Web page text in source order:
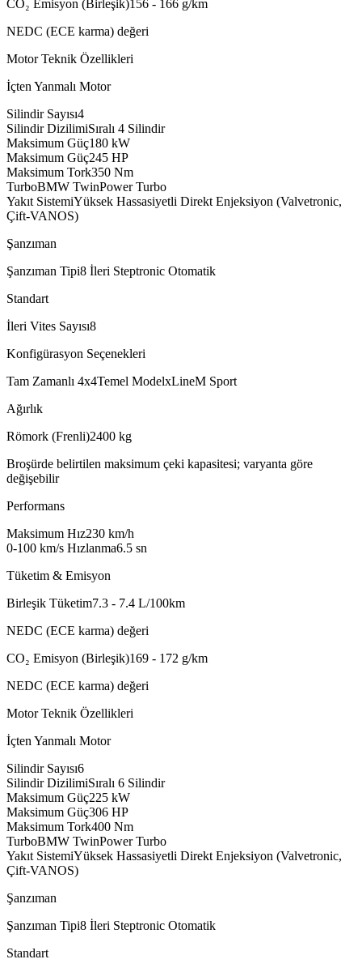
CO₂ Emisyon (Birleşik)156 - 166 g/km
NEDC (ECE karma) değeri
Motor Teknik Özellikleri
İçten Yanmalı Motor
Silindir Sayısı4
Silindir DizilimiSıralı 4 Silindir
Maksimum Güç180 kW
Maksimum Güç245 HP
Maksimum Tork350 Nm
TurboBMW TwinPower Turbo
Yakıt SistemiYüksek Hassasiyetli Direkt Enjeksiyon (Valvetronic,
Çift-VANOS)
Şanzıman
Şanzıman Tipi8 İleri Steptronic Otomatik
Standart
İleri Vites Sayısı8
Konfigürasyon Seçenekleri
Tam Zamanlı 4x4Temel ModelxLineM Sport
Ağırlık
Römork (Frenli)2400 kg
Broşürde belirtilen maksimum çeki kapasitesi; varyanta göre
değişebilir
Performans
Maksimum Hız230 km/h
0-100 km/s Hızlanma6.5 sn
Tüketim & Emisyon
Birleşik Tüketim7.3 - 7.4 L/100km
NEDC (ECE karma) değeri
CO₂ Emisyon (Birleşik)169 - 172 g/km
NEDC (ECE karma) değeri
Motor Teknik Özellikleri
İçten Yanmalı Motor
Silindir Sayısı6
Silindir DizilimiSıralı 6 Silindir
Maksimum Güç225 kW
Maksimum Güç306 HP
Maksimum Tork400 Nm
TurboBMW TwinPower Turbo
Yakıt SistemiYüksek Hassasiyetli Direkt Enjeksiyon (Valvetronic,
Çift-VANOS)
Şanzıman
Şanzıman Tipi8 İleri Steptronic Otomatik
Standart